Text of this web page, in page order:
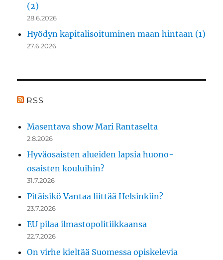
(2)
28.6.2026
Hyödyn kapitalisoituminen maan hintaan (1)
27.6.2026
RSS
Masentava show Mari Rantaselta
2.8.2026
Hyväosaisten alueiden lapsia huono-
osaisten kouluihin?
31.7.2026
Pitäisikö Vantaa liittää Helsinkiin?
23.7.2026
EU pilaa ilmastopolitiikkaansa
22.7.2026
On virhe kieltää Suomessa opiskelevia